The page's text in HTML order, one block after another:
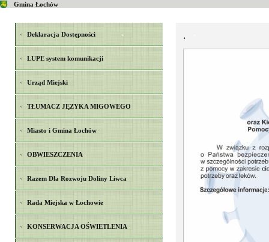
Gmina Łochów
Deklaracja Dostępności
LUPE system komunikacji
Urząd Miejski
TŁUMACZ JĘZYKA MIGOWEGO
Miasto i Gmina Łochów
OBWIESZCZENIA
Razem Dla Rozwoju Doliny Liwca
Rada Miejska w Łochowie
KONSERWACJA OŚWIETLENIA
.